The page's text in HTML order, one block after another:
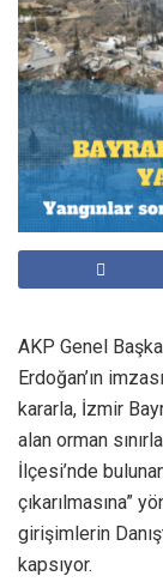
AKP Genel
Erdoğan’ın
kararla, İzmir
alan orman
İlçesi’nde
çıkarılmasına”
girişimlerin
kapsıyor.